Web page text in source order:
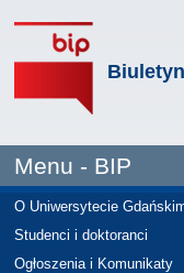
Menu - BIP
O Uniwersytecie
Studenci i doktoranci
Ogłoszenia i Komunikaty